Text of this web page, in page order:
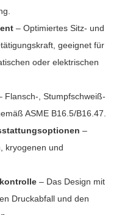
– ​​Optimiertes Sitz- und
geeignet für
oder elektrischen
Flansch-, Stumpfschweiß-
ASME B16.5/B16.47.
–
kryogenen und
– Das Design mit
Druckabfall und den